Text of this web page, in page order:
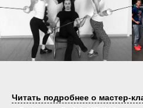
Читать подробнее о мастер-